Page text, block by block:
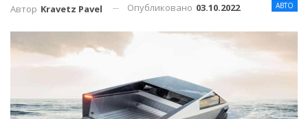
АВТО
Автор Kravetz Pavel Опубликовано 03.10.2022